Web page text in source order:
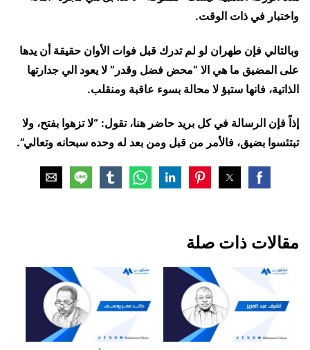
واختبار في ذات الوقت.
وبالتالي فإن طهران لو لم تدرك قبل فوات الأوان حقيقة أن يدها
على المضيق ما هي الا “محض فضل وقدر” لا يعود الي جدارتها
الذاتية، فانها ستبؤ لا محالة بسوء عاقبة ومنقلب.
إذاً ​فإن الرسالة في كل بريد حاضر هنا، تقول: “لا تزهوا بفتح، ولا
تبتئسوا بضيق، فالأمر من قبل ومن بعد له وحده سبحانه وتعالي”.
مقالات ذات صلة